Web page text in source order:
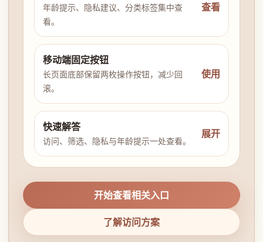
年龄提示、隐私建议、分类标签集中查
看。
查看
移动端固定按钮
长页面底部保留两枚操作按钮，减少回
滚。
使用
快速解答
访问、筛选、隐私与年龄提示一处查看。
展开
开始查看相关入口
了解访问方案